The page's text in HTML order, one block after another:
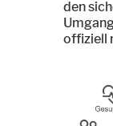
den
offiziell